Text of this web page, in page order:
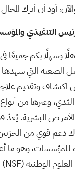
والآن، أود أن أترك
التنفيذي
وسهلًا بكم جميعًا في
التي شهدها
وتقديم
من الأمراض
دعم قوي من
الوطنية(NSF)